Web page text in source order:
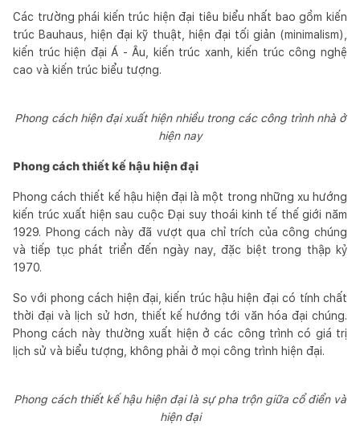
Các trường phái kiến trúc hiện đại tiêu biểu nhất bao gồm kiến
trúc Bauhaus, hiện đại kỹ thuật, hiện đại tối giản (minimalism),
kiến trúc hiện đại Á - Âu, kiến trúc xanh, kiến trúc công nghệ
cao và kiến trúc biểu tượng.
Phong cách hiện đại xuất hiện nhiều trong các công trình nhà ở
hiện nay
Phong cách thiết kế hậu hiện đại
Phong cách thiết kế hậu hiện đại là một trong những xu hướng
kiến trúc xuất hiện sau cuộc Đại suy thoái kinh tế thế giới năm
1929. Phong cách này đã vượt qua chỉ trích của công chúng
và tiếp tục phát triển đến ngày nay, đặc biệt trong thập kỷ
1970.
So với phong cách hiện đại, kiến trúc hậu hiện đại có tính chất
thời đại và lịch sử hơn, thiết kế hướng tới văn hóa đại chúng.
Phong cách này thường xuất hiện ở các công trình có giá trị
lịch sử và biểu tượng, không phải ở mọi công trình hiện đại.
Phong cách thiết kế hậu hiện đại là sự pha trộn giữa cổ điển và
hiện đại